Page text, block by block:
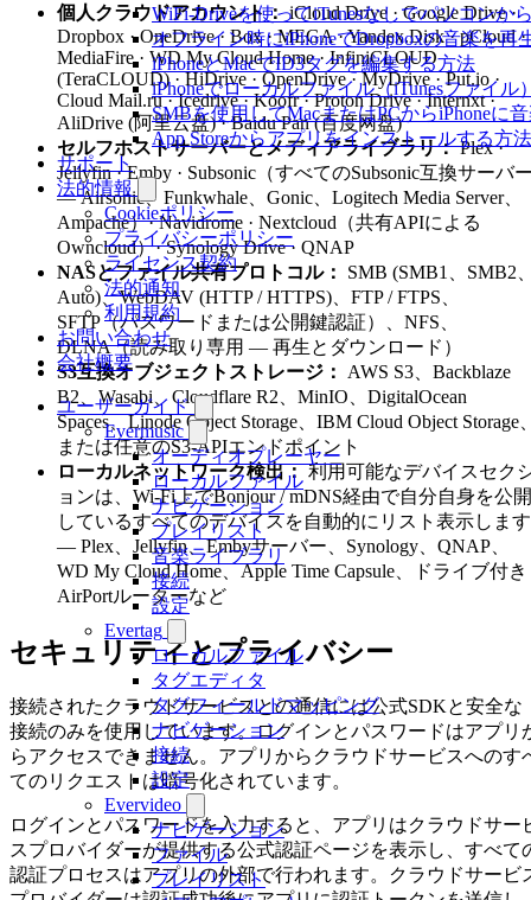
WiFi-Driveを使ってiTunesなしでパソコンか
オフライン時にiPhoneでDropboxの音楽を再
iPhoneとMacでID3タグを編集する方法
iPhoneでローカルファイル（iTunesファイル
SMBを使用してMacまたはPCからiPhoneに
App Storeからアプリをインストールする方
サポート
法的情報
Cookieポリシー
プライバシーポリシー
ライセンス契約
法的通知
利用規約
お問い合わせ
会社概要
ユーザーガイド
Evermusic
オーディオプレーヤー
ローカルファイル
ナビゲーション
プレイリスト
音楽ライブラリ
接続
設定
Evertag
ローカルファイル
タグエディタ
タグフィールドマッピング
ナビゲーション
接続
設定
Evervideo
ナビゲーション
ファイル
プレイリスト
個人クラウドアカウント：iCloud Drive · Google Drive ·
Dropbox · OneDrive · Box · MEGA · Yandex.Disk · pCloud ·
MediaFire · WD My Cloud Home · InfiniCLOUD
(TeraCLOUD) · HiDrive · OpenDrive · MyDrive · Put.io ·
Cloud Mail.ru · Icedrive · Koofr · Proton Drive · Internxt ·
AliDrive (阿里云盘) · Baidu Pan (百度网盘)
セルフホストサーバーとメディアライブラリ：Plex ·
Jellyfin · Emby · Subsonic（すべてのSubsonic互換サーバ
— Airsonic、Funkwhale、Gonic、Logitech Media Server、
Ampache）· Navidrome · Nextcloud（共有APIによる
Owncloud）· Synology Drive · QNAP
NASとファイル共有プロトコル：
SMB (SMB1、SMB2
Auto)、WebDAV (HTTP / HTTPS)、FTP / FTPS、
SFTP（パスワードまたは公開鍵認証）、NFS、
DLNA（読み取り専用 — 再生とダウンロード）
S3互換オブジェクトストレージ： AWS S3、Backblaze
B2、Wasabi、Cloudflare R2、MinIO、DigitalOcean
Spaces、Linode Object Storage、IBM Cloud Object Storage
または任意のS3-APIエンドポイント
ローカルネットワーク検出：利用可能なデバイスセク
ョンは、Wi-Fi上でBonjour / mDNS経由で自分自身を公開
しているすべてのデバイスを自動的にリスト表示します
— Plex、Jellyfin、Embyサーバー、Synology、QNAP、
WD My Cloud Home、Apple Time Capsule、ドライブ付き
AirPortルーターなど
セキュリティとプライバシー
接続されたクラウドサービスとの通信には公式SDKと安全な
接続のみを使用しています。ログインとパスワードはアプリ
らアクセスできません。アプリからクラウドサービスへのす
てのリクエストは暗号化されています。
ログインとパスワードを入力すると、アプリはクラウドサー
スプロバイダーが提供する公式認証ページを表示し、すべて
認証プロセスはアプリの外部で行われます。クラウドサービ